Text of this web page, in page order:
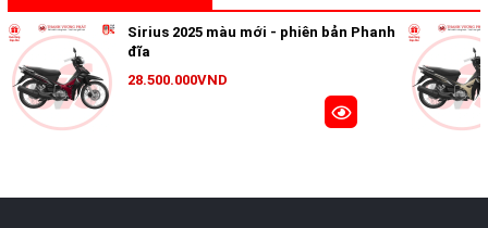
Sirius 2025 màu mới - phiên bản Phanh
đĩa
28.500.000VND